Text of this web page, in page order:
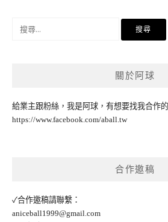
關於阿球
給業主跟粉絲，我是阿球，有想要找我合作
https://www.facebook.com/aball.tw
合作邀稿
✓合作邀稿請聯繫：
aniceball1999@gmail.com